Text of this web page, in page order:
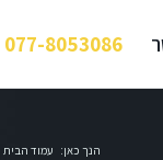
077-8053086
הנך כאן: עמוד הבית